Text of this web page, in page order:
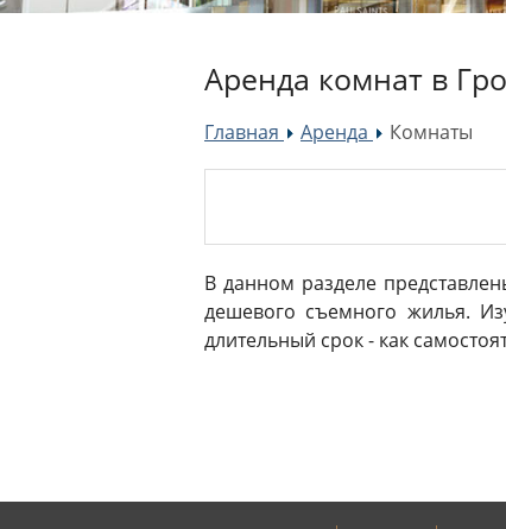
Аренда комнат в
Главная »
Аренда »Комнаты
В данном разделе
дешевого съемного жилья.
длительный срок - как